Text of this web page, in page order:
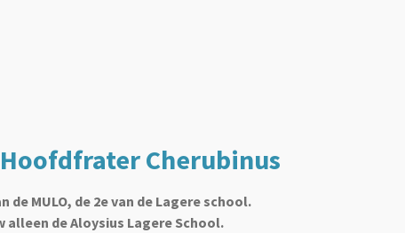
Cherubinus
MULO, de 2e van de Lagere school.
alleen de Aloysius Lagere School.